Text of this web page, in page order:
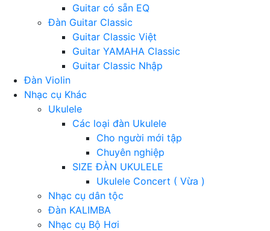
Guitar có sẵn EQ
Đàn Guitar Classic
Guitar Classic Việt
Guitar YAMAHA Classic
Guitar Classic Nhập
Đàn Violin
Nhạc cụ Khác
Ukulele
Các loại đàn Ukulele
Cho người mới tập
Chuyên nghiệp
SIZE ĐÀN UKULELE
Ukulele Concert ( Vừa )
Nhạc cụ dân tộc
Đàn KALIMBA
Nhạc cụ Bộ Hơi